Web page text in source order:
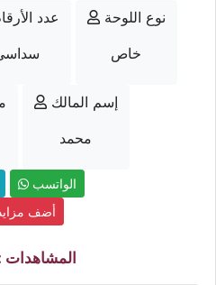
عدد
نوع اللوحة
خاص
إسم المالك
محمد
الواتسب
أضف
المشاهدات